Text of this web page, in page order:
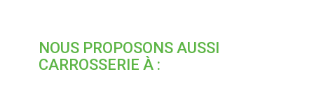
NOUS PROPOSONS AUSSI
CARROSSERIE À :